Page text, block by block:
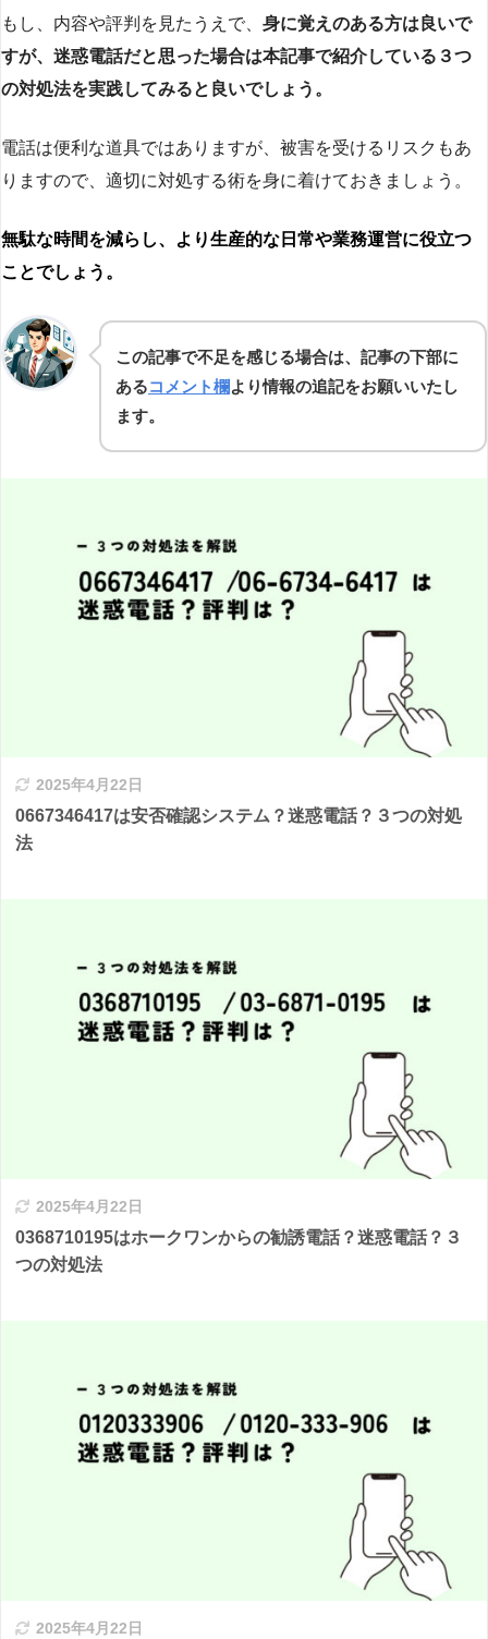
もし、内容や評判を見たうえで、 身に覚えのある方は良いで
すが、迷惑電話だと思った場合は本記事で紹介している３つ
の対処法を実践してみると良いでしょう。
電話は便利な道具ではありますが、被害を受けるリスクもあ
りますので、適切に対処する術を身に着けておきましょう。
無駄な時間を減らし、より生産的な日常や業務運営に役立つ
ことでしょう。
この記事で不足を感じる場合は、記事の下部に
あるコメント欄より情報の追記をお願いいたし
ます。
2025年4月22日
0667346417は安否確認システム？迷惑電話？３つの対処
法
2025年4月22日
0368710195はホークワンからの勧誘電話？迷惑電話？３
つの対処法
2025年4月22日